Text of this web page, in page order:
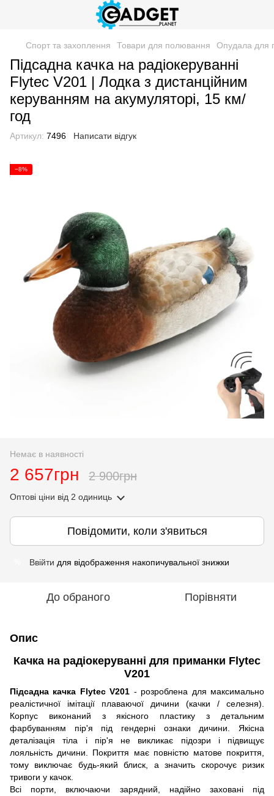
Спорт та захоплення Товари для полювання Опудала для
Підсадна качка на радіокеруванні
Flytec V201 | Лодка з дистанційним
керуванням на акумуляторі, 15 км/
год
Артикул: 7496 Написати відгук
−8%
Немає в наявності
2 657грн 2 900грн
Оптові ціни від 2 одиниць
Повідомити, коли з'явиться
Ввійти для відображення накопичувальної знижки
До обраного Порівняти
Опис
Качка на радіокеруванні для приманки Flytec
V201
Підсадна качка Flytec V201 - розроблена для максимально
реалістичної імітації плаваючої дичини (качки / селезня).
Корпус виконаний з якісного пластику з детальним
фарбуванням пір'я під гендерні ознаки дичини. Якісна
деталізація тіла і пір'я не викликає підозри і підвищує
лояльність дичини. Покриття має повністю матове покриття,
тому виключає будь-який блиск, а значить скорочує ризик
тривоги у качок.
Всі порти, включаючи зарядний, надійно заховані під